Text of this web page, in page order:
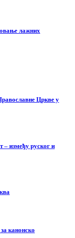
лажних
Цркве у
– између руског и
канонско